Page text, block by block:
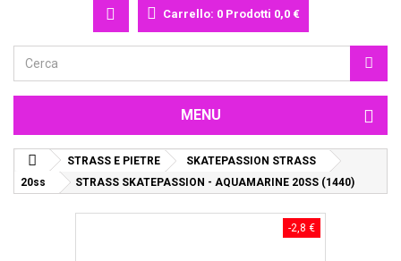
Carrello: 0 Prodotti 0,0 €
MENU
STRASS E PIETRE
SKATEPASSION STRASS
20ss
STRASS SKATEPASSION - AQUAMARINE 20SS (1440)
-2,8 €